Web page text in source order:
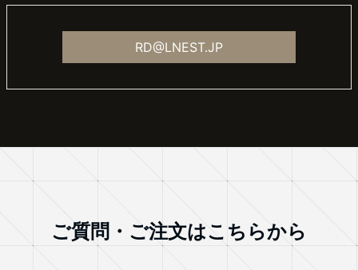
RD@LNEST.JP
ご質問・ご注文はこちらから